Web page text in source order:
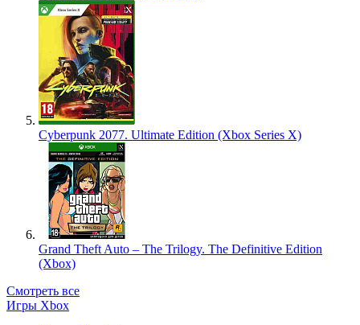
Cyberpunk 2077. Ultimate Edition (Xbox Series X)
Grand Theft Auto – The Trilogy. The Definitive Edition
(Xbox)
Смотреть все
Игры Xbox